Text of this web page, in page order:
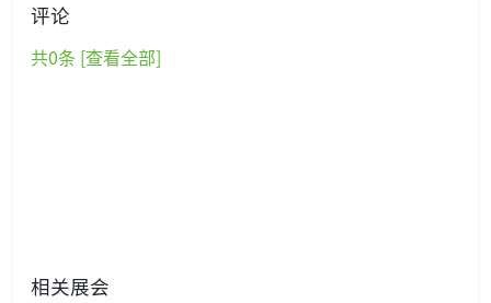
评论
共0条 [查看全部]
相关展会